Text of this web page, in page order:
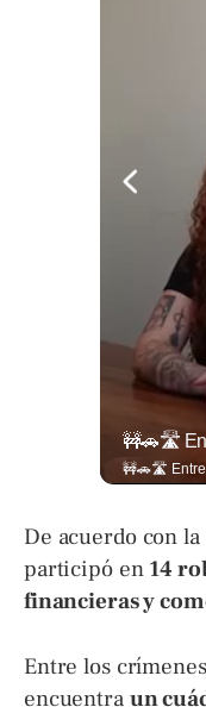
De acuerdo con
participó en 14
financieras y
Entre los
encuentra un